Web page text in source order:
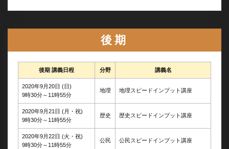
後期
後期 講義日程 分野 講義名
2020年9月20日 (日)
9時30分～11時55分
地理 地理スピードインプット講座
2020年9月21日 (月・祝)
9時30分～11時55分
歴史 歴史スピードインプット講座
2020年9月22日 (火・祝)
9時30分～11時55分
公民 公民スピードインプット講座